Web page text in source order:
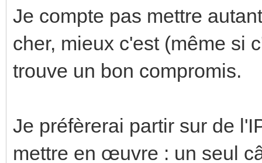
Je compte pas mettre
cher, mieux c'est (même si
trouve un bon compromis.
Je préfèrerai partir sur de
mettre en œuvre : un seul